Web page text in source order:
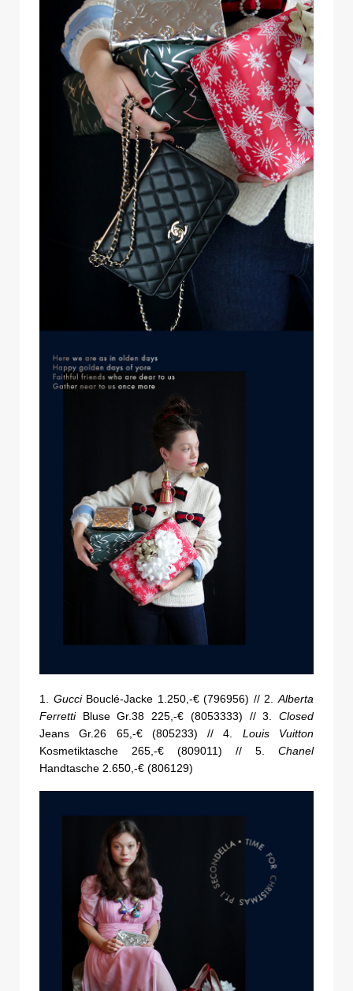
1. GucciBouclé-Jacke 1.250,-€ (796956) // 2.Alberta
FerrettiBluse Gr.38 225,-€ (8053333) // 3. Closed
Jeans Gr.26 65,-€ (805233) // 4. Louis Vuitton
Kosmetiktasche 265,-€ (809011) // 5. Chanel
Handtasche 2.650,-€ (806129)